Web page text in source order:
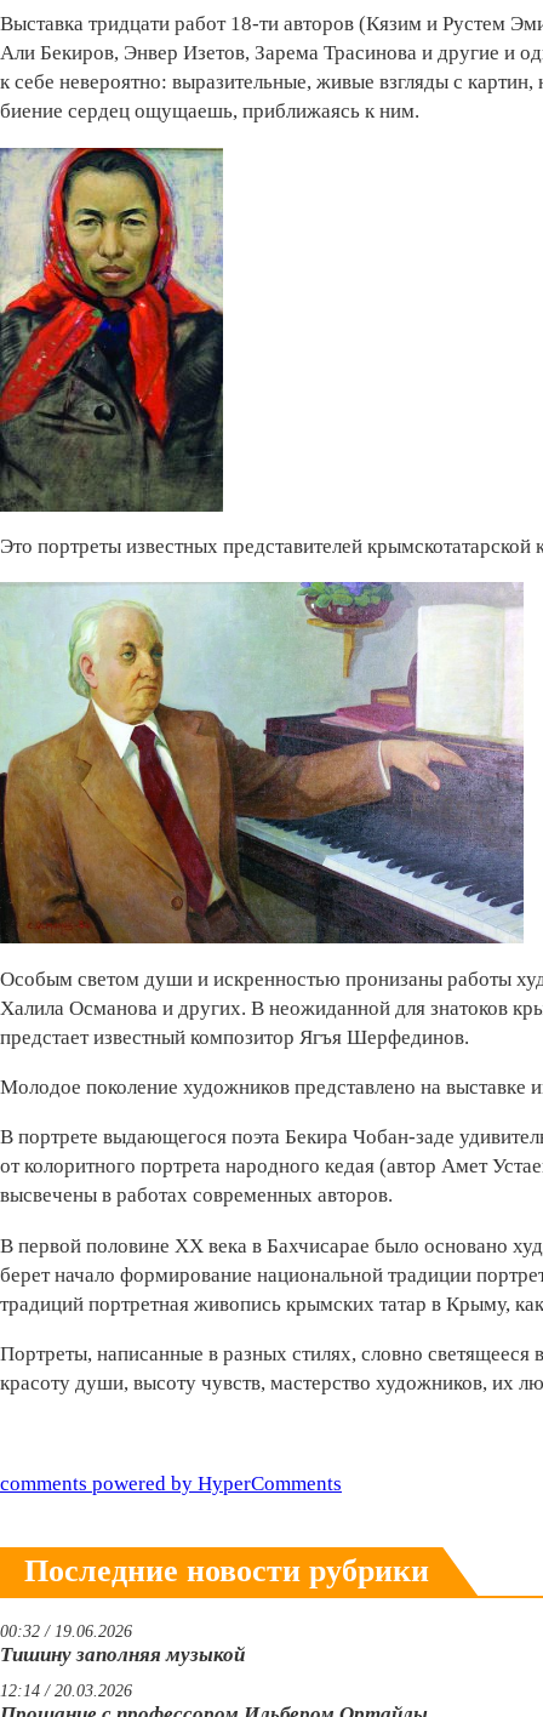
Выставка тридцати работ 18-ти авторов (Кязим и Рустем
Али Бекиров, Энвер Изетов, Зарема Трасинова и другие и
к себе невероятно: выразительные, живые взгляды с
биение сердец ощущаешь, приближаясь к ним.
Это портреты известных представителей
Особым светом души и искренностью пронизаны работы
Халила Османова и других. В неожиданной для знатоков
предстает известный композитор Ягъя Шерфединов.
Молодое поколение художников представлено на
В портрете выдающегося поэта Бекира Чобан-заде
от колоритного портрета народного кедая (автор Амет
высвечены в работах современных авторов.
В первой половине ХХ века в Бахчисарае было основано
берет начало формирование национальной традиции
традиций портретная живопись крымских татар в Крыму,
Портреты, написанные в разных стилях, словно
красоту души, высоту чувств, мастерство художников, их
comments powered by HyperComments
Последние новости рубрики
00:32 / 19.06.2026
Тишину заполняя музыкой
12:14 / 20.03.2026